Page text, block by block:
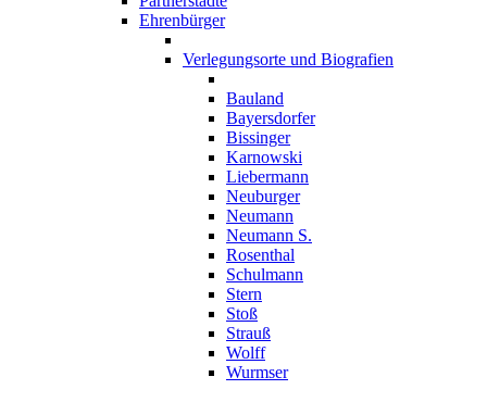
Ehrenbürger
Verlegungsorte und Biografien
Bauland
Bayersdorfer
Bissinger
Karnowski
Liebermann
Neuburger
Neumann
Neumann S.
Rosenthal
Schulmann
Stern
Stoß
Strauß
Wolff
Wurmser